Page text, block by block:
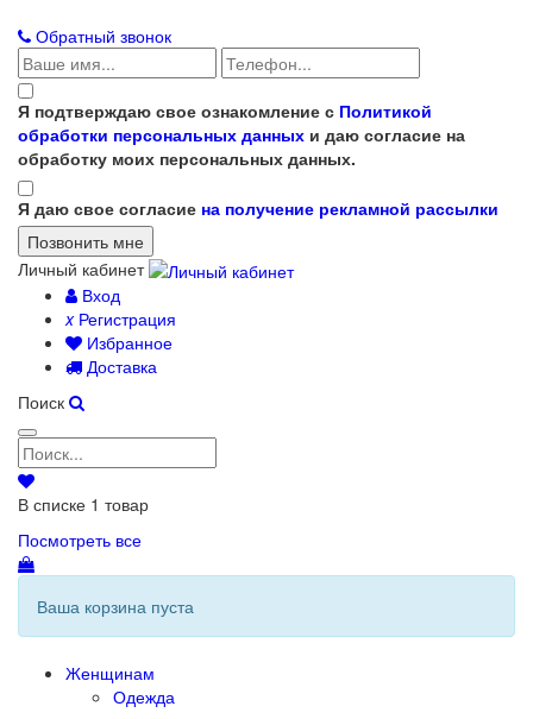
Обратный звонок
Я подтверждаю свое ознакомление с Политикой
обработки персональных данных и даю согласие на
обработку моих персональных данных.
Я даю свое согласие на получение рекламной рассылки
Личный кабинет
Вход
xРегистрация
Избранное
Доставка
Поиск
В списке 1 товар
Посмотреть все
Ваша корзина пуста
Женщинам
Одежда